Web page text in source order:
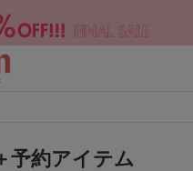
予約アイテム